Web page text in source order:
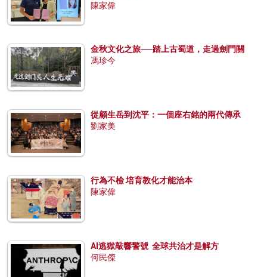
陳家偉
金秋文化之旅──踏上古蜀道，走過劍門關
馮珍今
從顧生岳到沈平：一個座右銘的兩代傳承
劉家美
行為不檢 培育教化才能治本
陳家偉
AI逃獄敲響警號 全球共治才是解方
何民傑